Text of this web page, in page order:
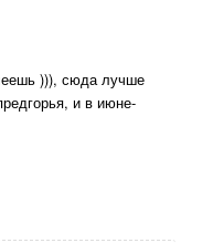
))), сюда лучше
и в июне-